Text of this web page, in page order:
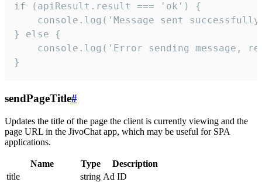
if (apiResult.result === 'ok') {
console.log('Message sent
} else {
console.log('Error sending message,
}
sendPageTitle#
Updates the title of the page the client is currently viewing and the
page URL in the JivoChat app, which may be useful for SPA
applications.
Name Type
Description
title
string Ad ID